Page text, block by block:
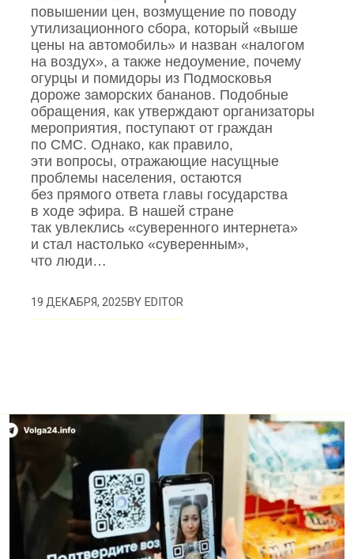
повышении цен, возмущение по поводу
утилизационного сбора, который «выше
цены на автомобиль» и назван «налогом
на воздух», а также недоумение, почему
огурцы и помидоры из Подмосковья
дороже заморских бананов. Подобные
обращения, как утверждают организаторы
мероприятия, поступают от граждан
по СМС. Однако, как правило,
эти вопросы, отражающие насущные
проблемы населения, остаются
без прямого ответа главы государства
в ходе эфира. В нашей стране
так увлеклись «суверенного интернета»
и стал настолько «суверенным»,
что люди…
19 ДЕКАБРЯ, 2025BYEDITOR